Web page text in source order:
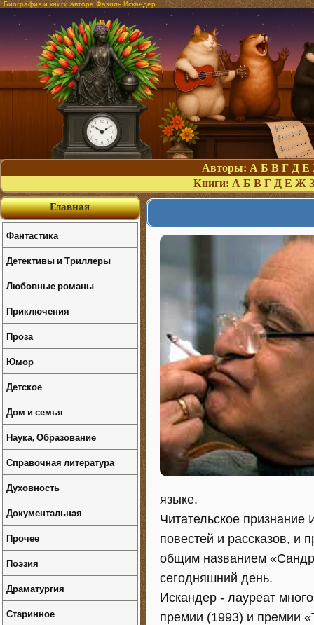
Биография и книги автора Фазиль Искандер
Авторы: А Б В Г Д Е
Книги: А Б В Г Д Е Ж З
языке.
Читательское признание
повестей и рассказов, и
общим названием
сегодняшний день.
Искандер - лауреат
премии (1993) и премии
Главная
Фантастика
Детективы и Триллеры
Любовные романы
Приключения
Проза
Юмор
Детское
Дом и семья
Наука, Образование
Справочная литература
Духовность
Документальная
Прочее
Поэзия
Драматургия
Старинное